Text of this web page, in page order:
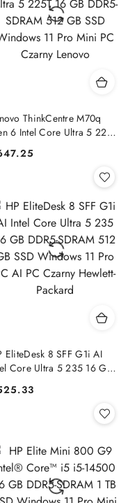
ThinkCentre M70q
6 Intel Core Ultra 5 225T
Windows 11 Pro Mini PC
EliteDesk 8 SFF G1i AI
Core Ultra 5 235 16 GB
11 Pro PC AI PC